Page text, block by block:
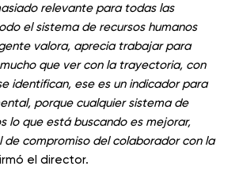
relevante para todas las
el sistema de recursos humanos
valora, aprecia trabajar para
que ver con la trayectoria, con
identifican, ese es un indicador para
porque cualquier sistema de
lo que está buscando es mejorar,
de compromiso del colaborador con la
el director.